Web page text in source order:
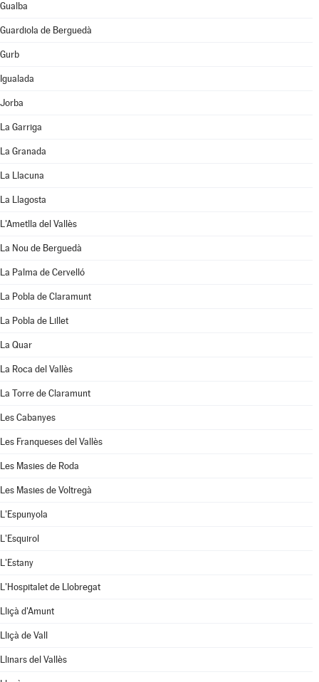
Gualba
Guardiola de Berguedà
Gurb
Igualada
Jorba
La Garriga
La Granada
La Llacuna
La Llagosta
L'Ametlla del Vallès
La Nou de Berguedà
La Palma de Cervelló
La Pobla de Claramunt
La Pobla de Lillet
La Quar
La Roca del Vallès
La Torre de Claramunt
Les Cabanyes
Les Franqueses del Vallès
Les Masies de Roda
Les Masies de Voltregà
L'Espunyola
L'Esquirol
L'Estany
L'Hospitalet de Llobregat
Lliçà d'Amunt
Lliçà de Vall
Llinars del Vallès